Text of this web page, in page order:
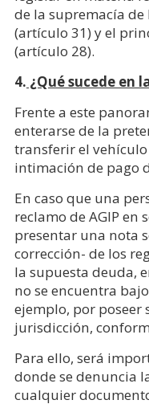
de la supremacía
(artículo 31) y el
(artículo 28).
4. ¿Qué sucede en
Frente a este
enterarse de la
transferir el
intimación de pago
En caso que una
reclamo de AGIP
presentar una nota
corrección- de los
la supuesta deuda,
no se encuentra
ejemplo, por
jurisdicción,
Para ello, será
donde se denuncia
cualquier